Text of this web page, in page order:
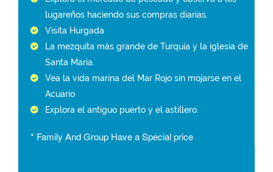
lugareños haciendo sus compras diarias.
Visita Hurgada
La mezquita más grande de Turquía y la iglesia de
Santa María.
Vea la vida marina del Mar Rojo sin mojarse en el
Acuario
Explora el antiguo puerto y el astillero.
* Family And Group Have a Special price